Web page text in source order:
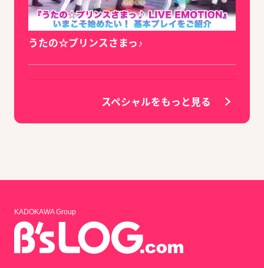
うたの☆プリンスさまっ♪
スペシャルをもっと見る
KADOKAWA Group